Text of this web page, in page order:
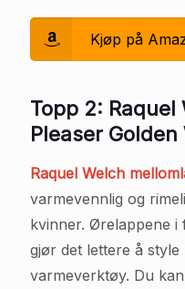
Kjøp på
Topp 2: Raquel
Pleaser
Raquel Welch
varmevennlig og
kvinner. Ørelappene i
gjør det lettere å
varmeverktøy. Du